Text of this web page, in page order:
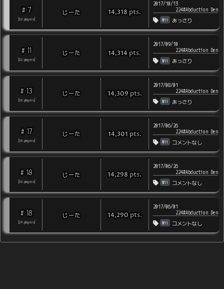
# 7
32 players
じーた 14,318 pts.
2017/10/13
224#Abduction Den
Wii あっさり
# 11
32 players
じーた 14,314 pts.
2017/09/10
224#Abduction Den
Wii あっさり
# 13
30 players
じーた 14,309 pts.
2017/08/01
224#Abduction Den
Wii あっさり
# 17
30 players
じーた 14,301 pts.
2017/06/26
224#Abduction Den
Wii コメントなし
# 18
30 players
じーた 14,298 pts.
2017/06/26
224#Abduction Den
Wii コメントなし
# 18
29 players
じーた 14,290 pts.
2017/06/01
224#Abduction Den
Wii コメントなし